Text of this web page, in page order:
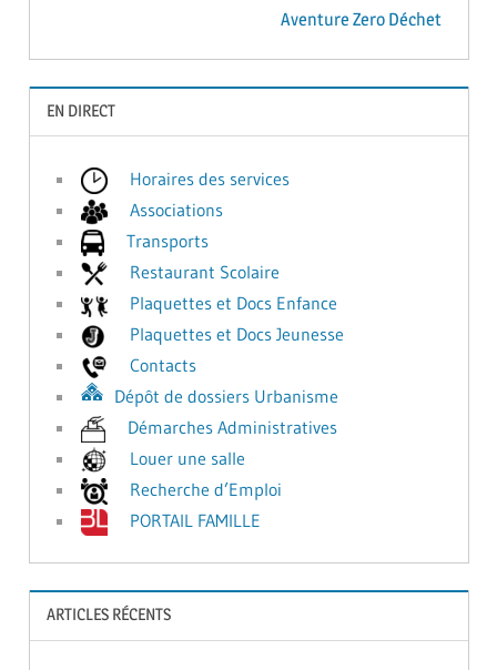
Aventure Zero Déchet
EN DIRECT
Horaires des services
Associations
Transports
Restaurant Scolaire
Plaquettes et Docs Enfance
Plaquettes et Docs Jeunesse
Contacts
Dépôt de dossiers Urbanisme
Démarches Administratives
Louer une salle
Recherche d’Emploi
PORTAIL FAMILLE
ARTICLES RÉCENTS